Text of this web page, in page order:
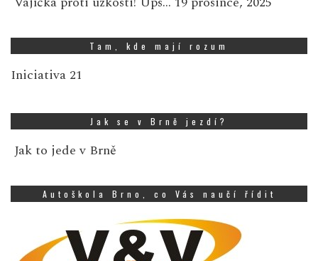
Tam, kde mají rozum
Iniciativa 21
Jak se v Brně jezdí?
Jak to jede v Brně
Autoškola Brno, co Vás naučí řídit